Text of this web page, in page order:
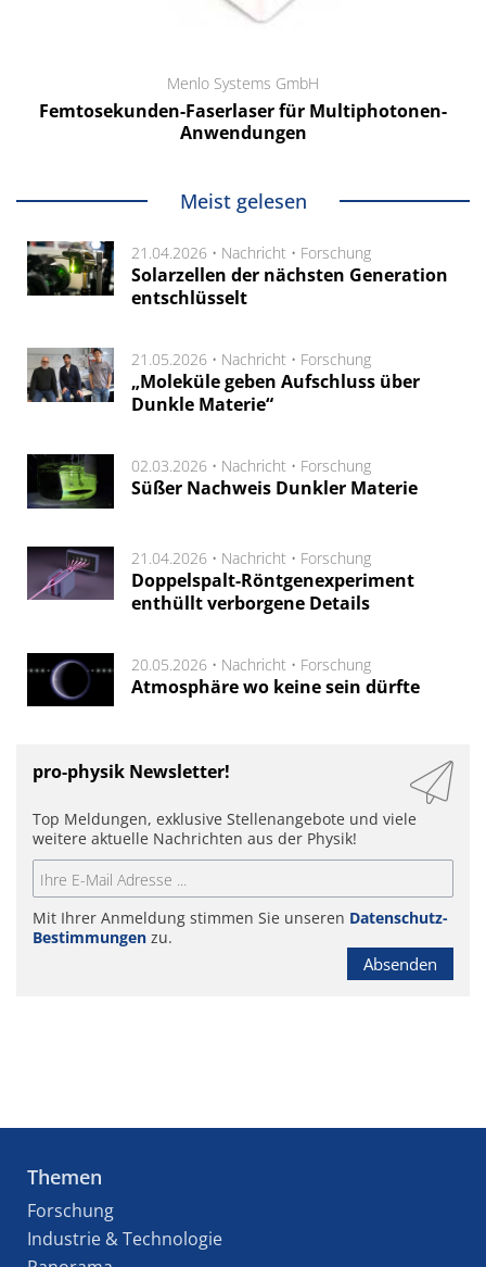
Menlo Systems GmbH
Femtosekunden-Faserlaser für Multiphotonen-
Anwendungen
Meist gelesen
21.04.2026 • Nachricht • Forschung
Solarzellen der nächsten Generation
entschlüsselt
21.05.2026 • Nachricht • Forschung
„Moleküle geben Aufschluss über
Dunkle Materie“
02.03.2026 • Nachricht • Forschung
Süßer Nachweis Dunkler Materie
21.04.2026 • Nachricht • Forschung
Doppelspalt-Röntgenexperiment
enthüllt verborgene Details
20.05.2026 • Nachricht • Forschung
Atmosphäre wo keine sein dürfte
pro-physik Newsletter!
Top Meldungen, exklusive Stellenangebote und viele
weitere aktuelle Nachrichten aus der Physik!
Mit Ihrer Anmeldung stimmen Sie unseren Datenschutz-
Bestimmungen zu.
Absenden
Themen
Forschung
Industrie & Technologie